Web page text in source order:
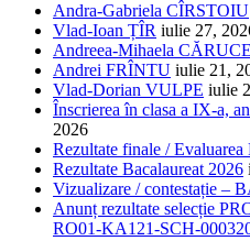
Andra-Gabriela CÎRSTOIU
Vlad-Ioan ȚÎR iulie 27,
Andreea-Mihaela
Andrei FRÎNTU iulie 21,
Vlad-Dorian VULPE iulie
Înscrierea în clasa a IX-a,
2026
Rezultate finale / Evaluarea
Rezultate Bacalaureat 2026
Vizualizare / contestație –
Anunț rezultate selecție
RO01-KA121-SCH-